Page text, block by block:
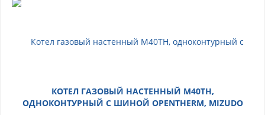
КОТЕЛ ГАЗОВЫЙ НАСТЕННЫЙ M40TH,
ОДНОКОНТУРНЫЙ С ШИНОЙ OPENTHERM, MIZUDO